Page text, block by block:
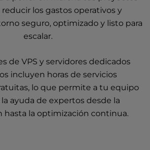
reducir los gastos operativos y
seguro, optimizado y listo para
escalar.
de VPS y servidores dedicados
incluyen horas de servicios
lo que permite a tu equipo
ayuda de expertos desde la
hasta la optimización continua.